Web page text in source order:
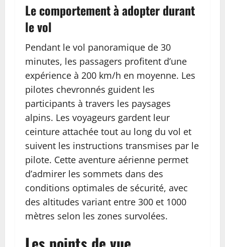
Le comportement à adopter durant
le vol
Pendant le vol panoramique de 30
minutes, les passagers profitent d’une
expérience à 200 km/h en moyenne. Les
pilotes chevronnés guident les
participants à travers les paysages
alpins. Les voyageurs gardent leur
ceinture attachée tout au long du vol et
suivent les instructions transmises par le
pilote. Cette aventure aérienne permet
d’admirer les sommets dans des
conditions optimales de sécurité, avec
des altitudes variant entre 300 et 1000
mètres selon les zones survolées.